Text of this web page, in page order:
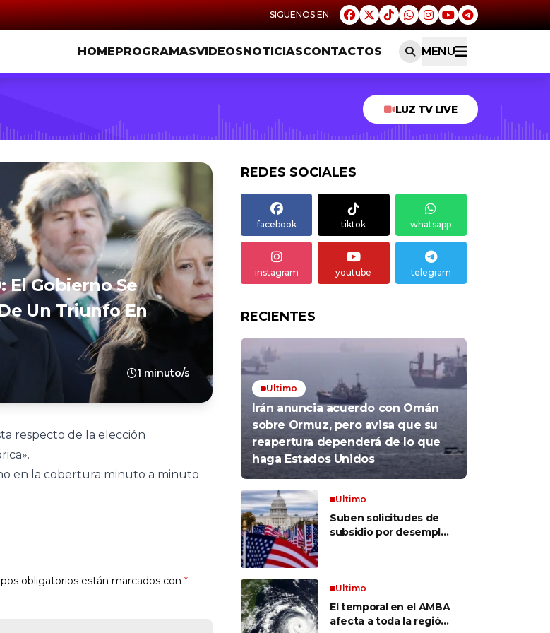
HOMEPROGRAMASVIDEOSNOTICIASCONTACTOS MENU
LUZ TV LIVE
El Gobierno Se
Un Triunfo En
1 minuto/s
respecto de la elección
en la cobertura minuto a minuto
obligatorios están marcados con *
REDES SOCIALES
facebook tiktok whatsapp
instagram youtube telegram
RECIENTES
Ultimo
Irán anuncia acuerdo con Omán
sobre Ormuz, pero avisa que su
reapertura dependerá de lo que
haga Estados Unidos
Ultimo
Suben solicitudes de
subsidio por desempleo
Ultimo
El temporal en el AMBA
afecta a toda la región: